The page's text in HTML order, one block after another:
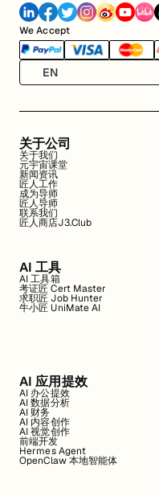
We Accept
EN
关于公司
关于我们
元宇宙课堂
新闻资讯
匠人工作
成为导师
匠人导师
联系我们
匠人商店J3.Club
AI 工具
AI 工具箱
考证匠 Cert Master
求职匠 Job Hunter
牛小匠 UniMate AI
AI 应用提效
AI 办公提效
AI 数据分析
AI 财务
AI 内容创作
AI 视觉创作
前端开发
Hermes Agent
OpenClaw 本地智能体